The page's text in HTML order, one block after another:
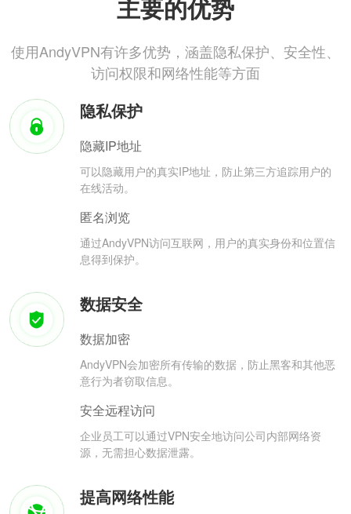
主要的优势
使用AndyVPN有许多优势，涵盖隐私保护、安全性、
访问权限和网络性能等方面
隐私保护
隐藏IP地址
可以隐藏用户的真实IP地址，防止第三方追踪用户的
在线活动。
匿名浏览
通过AndyVPN访问互联网，用户的真实身份和位置信
息得到保护。
数据安全
数据加密
AndyVPN会加密所有传输的数据，防止黑客和其他恶
意行为者窃取信息。
安全远程访问
企业员工可以通过VPN安全地访问公司内部网络资
源，无需担心数据泄露。
提高网络性能